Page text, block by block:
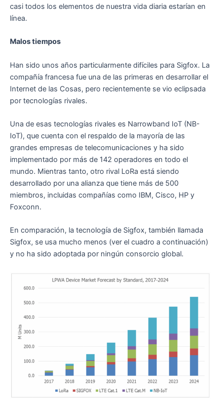
casi todos los elementos de nuestra vida diaria estarían en
línea.
Malos tiempos
Han sido unos años particularmente difíciles para Sigfox. La
compañía francesa fue una de las primeras en desarrollar el
Internet de las Cosas, pero recientemente se vio eclipsada
por tecnologías rivales.
Una de esas tecnologías rivales es Narrowband IoT (NB-
IoT), que cuenta con el respaldo de la mayoría de las
grandes empresas de telecomunicaciones y ha sido
implementado por más de 142 operadores en todo el
mundo. Mientras tanto, otro rival LoRa está siendo
desarrollado por una alianza que tiene más de 500
miembros, incluidas compañías como IBM, Cisco, HP y
Foxconn.
En comparación, la tecnología de Sigfox, también llamada
Sigfox, se usa mucho menos (ver el cuadro a continuación)
y no ha sido adoptada por ningún consorcio global.